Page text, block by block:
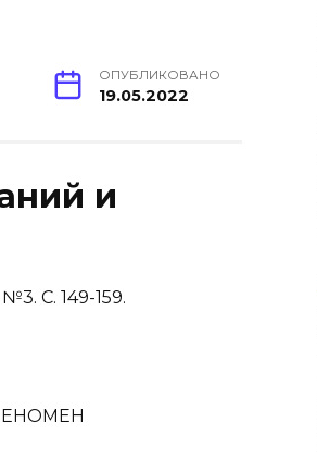
ОПУБЛИКОВАНО
19.05.2022
и
С. 149-159.